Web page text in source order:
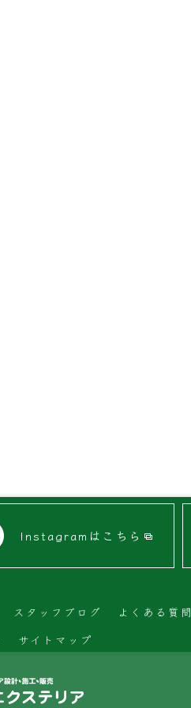
Instagramはこちら
スタッフブログ よくある質問
サイトマップ